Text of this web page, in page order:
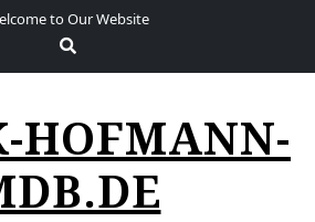
to Our Website
HOFMANN-